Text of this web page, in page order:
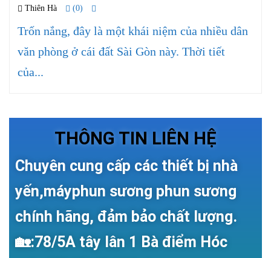
Thiên Hà (0)
Trốn nắng, đây là một khái niệm của nhiều dân
văn phòng ở cái đất Sài Gòn này. Thời tiết
của...
THÔNG TIN LIÊN HỆ
Chuyên cung cấp các thiết bị nhà
yến,máyphun sương phun sương
chính hãng, đảm bảo chất lượng.
🏡:78/5A tây lân 1 Bà điểm Hóc